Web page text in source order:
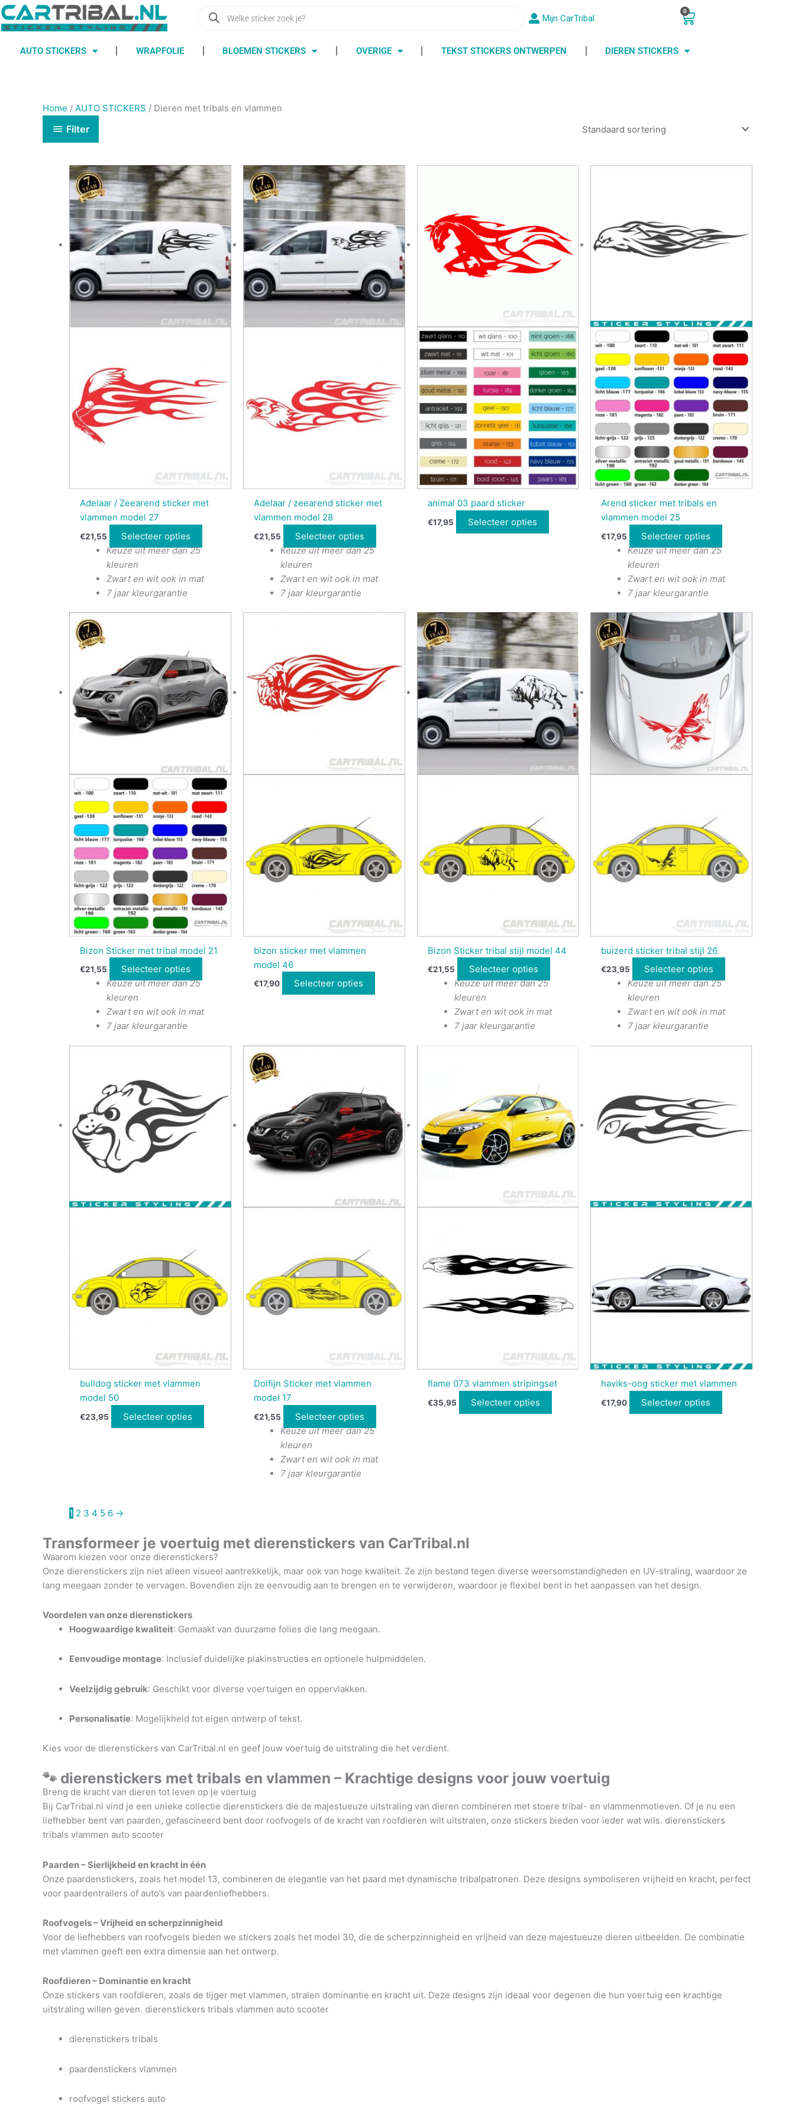
Ga
naar
de
inhoud
zoeken Mijn CarTribal
0
Winkelwagen
AUTO STICKERS WRAPFOLIE BLOEMEN STICKERS OVERIGE TEKST STICKERS ONTWERPEN DIEREN STICKERS
Home / AUTO STICKERS / Dieren met tribals en vlammen
Filter
Adelaar / Zeearend sticker met
vlammen model 27
€21,55
Selecteer opties
Keuze uit meer dan 25
kleuren
Zwart en wit ook in mat
7 jaar kleurgarantie
Adelaar / zeearend sticker met
vlammen model 28
€21,55
Selecteer opties
Keuze uit meer dan 25
kleuren
Zwart en wit ook in mat
7 jaar kleurgarantie
animal 03 paard sticker
€17,95 Selecteer opties
Arend sticker met tribals en
vlammen model 25
€17,95
Selecteer opties
Keuze uit meer dan 25
kleuren
Zwart en wit ook in mat
7 jaar kleurgarantie
Bizon Sticker met tribal model 21
€21,55
Selecteer opties
Keuze uit meer dan 25
kleuren
Zwart en wit ook in mat
7 jaar kleurgarantie
bizon sticker met vlammen
model 46
€17,90 Selecteer opties
Bizon Sticker tribal stijl model 44
€21,55
Selecteer opties
Keuze uit meer dan 25
kleuren
Zwart en wit ook in mat
7 jaar kleurgarantie
buizerd sticker tribal stijl 26
€23,95
Selecteer opties
Keuze uit meer dan 25
kleuren
Zwart en wit ook in mat
7 jaar kleurgarantie
bulldog sticker met vlammen
model 50
€23,95 Selecteer opties
Dolfijn Sticker met vlammen
model 17
€21,55
Selecteer opties
Keuze uit meer dan 25
kleuren
Zwart en wit ook in mat
7 jaar kleurgarantie
flame 073 vlammen stripingset
€35,95 Selecteer opties
haviks-oog sticker met vlammen
€17,90 Selecteer opties
1 2 3 4 5 6 →
Transformeer je voertuig met dierenstickers van CarTribal.nl
Waarom kiezen voor onze dierenstickers?
Onze dierenstickers zijn niet alleen visueel aantrekkelijk, maar ook van hoge kwaliteit. Ze zijn bestand tegen diverse weersomstandigheden en UV-straling, waardoor ze
lang meegaan zonder te vervagen. Bovendien zijn ze eenvoudig aan te brengen en te verwijderen, waardoor je flexibel bent in het aanpassen van het design.
Voordelen van onze dierenstickers
Hoogwaardige kwaliteit: Gemaakt van duurzame folies die lang meegaan.
Eenvoudige montage: Inclusief duidelijke plakinstructies en optionele hulpmiddelen.
Veelzijdig gebruik: Geschikt voor diverse voertuigen en oppervlakken.
Personalisatie: Mogelijkheid tot eigen ontwerp of tekst.
Kies voor de dierenstickers van CarTribal.nl en geef jouw voertuig de uitstraling die het verdient.
🐾 dierenstickers met tribals en vlammen – Krachtige designs voor jouw voertuig
Breng de kracht van dieren tot leven op je voertuig
Bij CarTribal.nl vind je een unieke collectie dierenstickers die de majestueuze uitstraling van dieren combineren met stoere tribal- en vlammenmotieven. Of je nu een
liefhebber bent van paarden, gefascineerd bent door roofvogels of de kracht van roofdieren wilt uitstralen, onze stickers bieden voor ieder wat wils. dierenstickers
tribals vlammen auto scooter
Paarden – Sierlijkheid en kracht in één
Onze paardenstickers, zoals het model 13, combineren de elegantie van het paard met dynamische tribalpatronen. Deze designs symboliseren vrijheid en kracht, perfect
voor paardentrailers of auto’s van paardenliefhebbers.
Roofvogels – Vrijheid en scherpzinnigheid
Voor de liefhebbers van roofvogels bieden we stickers zoals het model 30, die de scherpzinnigheid en vrijheid van deze majestueuze dieren uitbeelden. De combinatie
met vlammen geeft een extra dimensie aan het ontwerp.
Roofdieren – Dominantie en kracht
Onze stickers van roofdieren, zoals de tijger met vlammen, stralen dominantie en kracht uit. Deze designs zijn ideaal voor degenen die hun voertuig een krachtige
uitstraling willen geven. dierenstickers tribals vlammen auto scooter
dierenstickers tribals
paardenstickers vlammen
roofvogel stickers auto